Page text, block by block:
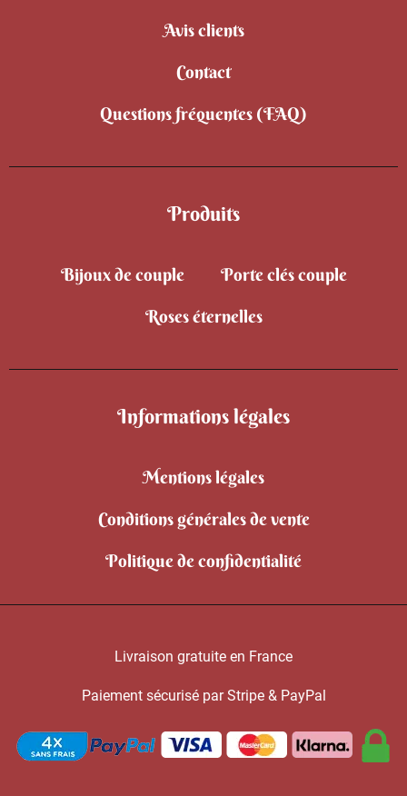
Avis clients
Contact
Questions fréquentes (FAQ)
Produits
Bijoux de couple
Porte clés couple
Roses éternelles
Informations légales
Mentions légales
Conditions générales de vente
Politique de confidentialité
Livraison gratuite en France
Paiement sécurisé par Stripe & PayPal